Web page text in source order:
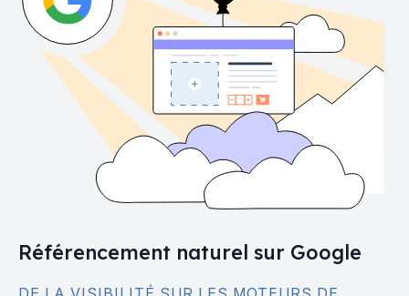
Référencement naturel sur Google